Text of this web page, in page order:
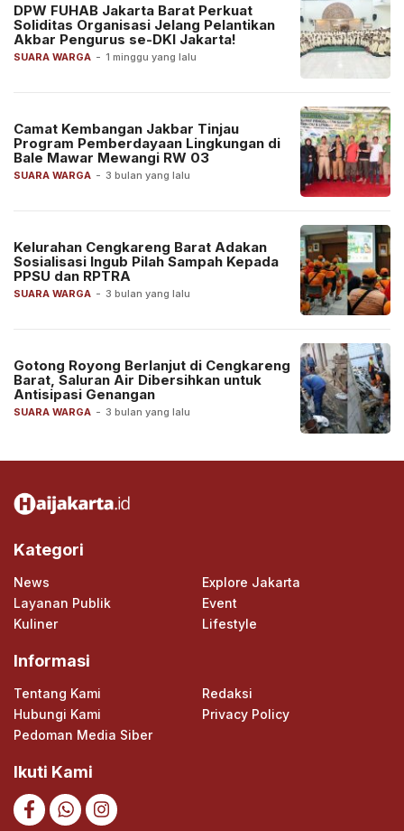
SUARA WARGA - 1 minggu yang lalu
DPW FUHAB Jakarta Barat Perkuat
Soliditas Organisasi Jelang Pelantikan
Akbar Pengurus se-DKI Jakarta!
SUARA WARGA - 3 bulan yang lalu
Camat Kembangan Jakbar Tinjau
Program Pemberdayaan Lingkungan di
Bale Mawar Mewangi RW 03
SUARA WARGA - 3 bulan yang lalu
Kelurahan Cengkareng Barat Adakan
Sosialisasi Ingub Pilah Sampah Kepada
PPSU dan RPTRA
SUARA WARGA - 3 bulan yang lalu
Gotong Royong Berlanjut di Cengkareng
Barat, Saluran Air Dibersihkan untuk
Antisipasi Genangan
Kategori
News
Explore Jakarta
Layanan Publik
Event
Kuliner
Lifestyle
Informasi
Tentang Kami
Redaksi
Hubungi Kami
Privacy Policy
Pedoman Media Siber
Ikuti Kami